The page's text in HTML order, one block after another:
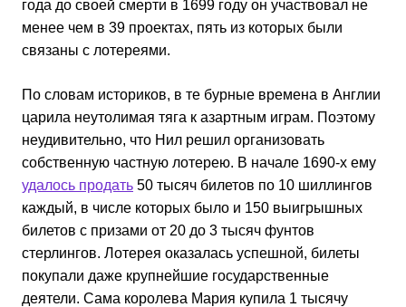
года до своей смерти в 1699 году он участвовал не
менее чем в 39 проектах, пять из которых были
связаны с лотереями.
По словам историков, в те бурные времена в Англии
царила неутолимая тяга к азартным играм. Поэтому
неудивительно, что Нил решил организовать
собственную частную лотерею. В начале 1690-х ему
удалось продать 50 тысяч билетов по 10 шиллингов
каждый, в числе которых было и 150 выигрышных
билетов с призами от 20 до 3 тысяч фунтов
стерлингов. Лотерея оказалась успешной, билеты
покупали даже крупнейшие государственные
деятели. Сама королева Мария купила 1 тысячу